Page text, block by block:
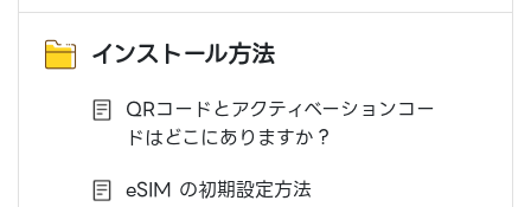
インストール方法
QRコードとアクティベーションコー
ドはどこにありますか？
eSIM の初期設定方法